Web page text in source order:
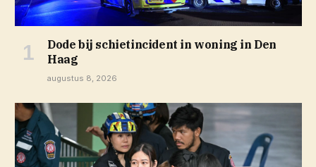
Dode bij schietincident in woning in Den
Haag
augustus 8, 2026